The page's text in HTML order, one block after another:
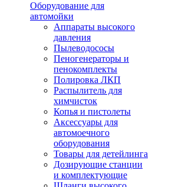
Оборудование для
автомойки
Аппараты высокого
давления
Пылеводососы
Пеногенераторы и
пенокомплекты
Полировка ЛКП
Распылитель для
химчисток
Копья и пистолеты
Аксессуары для
автомоечного
оборудования
Товары для детейлинга
Дозирующие станции
и комплектующие